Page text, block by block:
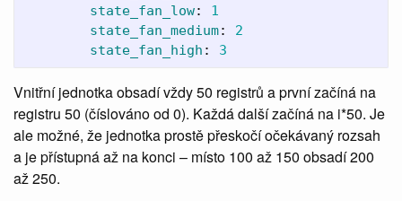
state_fan_low:
1
state_fan_medium:
2
state_fan_high : 3
Vnitřní jednotka obsadí vždy 50 registrů a první začíná na
registru 50 (číslováno od 0). Každá další začíná na i*50. Je
ale možné, že jednotka prostě přeskočí očekávaný rozsah
a je přístupná až na konci – místo 100 až 150 obsadí 200
až 250.